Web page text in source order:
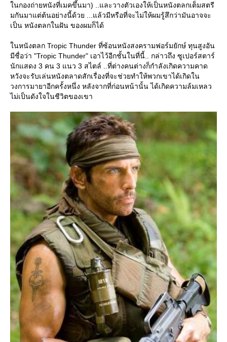
นกองถ่ายหนังที่เมคขึ้นมา) ..และวางตัวเองให้เป็นหนังตลกเต็มสตรี
มกันมาแต่ต้นอย่างนี้ด้วย ...แล้วมีหรือที่จะไม่ให้ผมรู้สึกว่ามันอาจจะ
เป็น หนังตลกในฝัน ของผมก็ได้
นหนังตลก Tropic Thunder ที่ซ้อนหนังสงครามฟอร์มยักษ์ ทุนสูงอัน
มีชื่อว่า "Tropic Thunder" เอาไว้อีกชั้นในที่นี้.. กล่าวถึง ซูเปอร์สตาร์
นักแสดง 3 คน 3 แนว 3 สไตล์ ..ที่ต่างคนต่างก็กำลังเกิดความคาด
หวังจะรับเล่นหนังตลาดสักเรื่องที่จะช่วยทำให้พวกเขาได้เกิดใน
วงการมายาอีกครั้งหนึ่ง หลังจากที่ก่อนหน้านั้น ได้เกิดความล้มเหลว
ไม่เป็นดังใจในชีวิตของเขา